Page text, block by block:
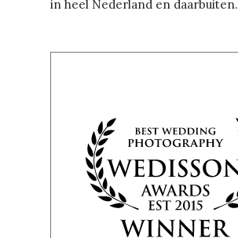
in heel Nederland en daarbuiten.